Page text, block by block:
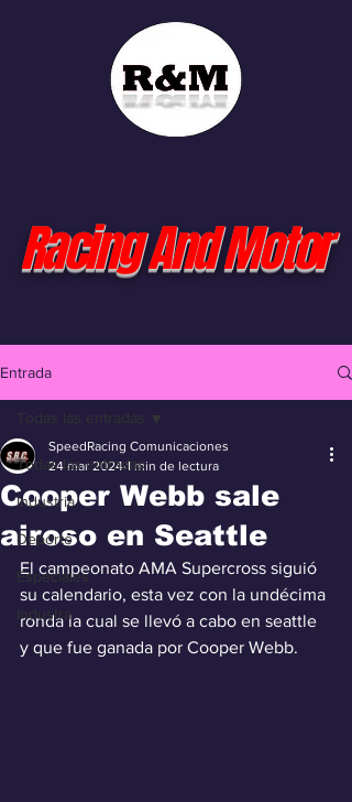
Racing And Motor
Entrada
Todas las entradas
Industria
Deporte
Especiales
Industra
Todas las entradas
Cooper Webb sale
airoso en Seattle
SpeedRacing Comunicaciones
24 mar 2024 1 min de lectura
El campeonato AMA Supercross siguió
su calendario, esta vez con la undécima
ronda la cual se llevó a cabo en seattle
y que fue ganada por Cooper Webb.